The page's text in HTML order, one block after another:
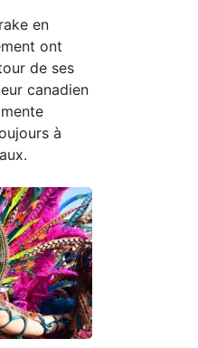
en
ont
de ses
canadien
à